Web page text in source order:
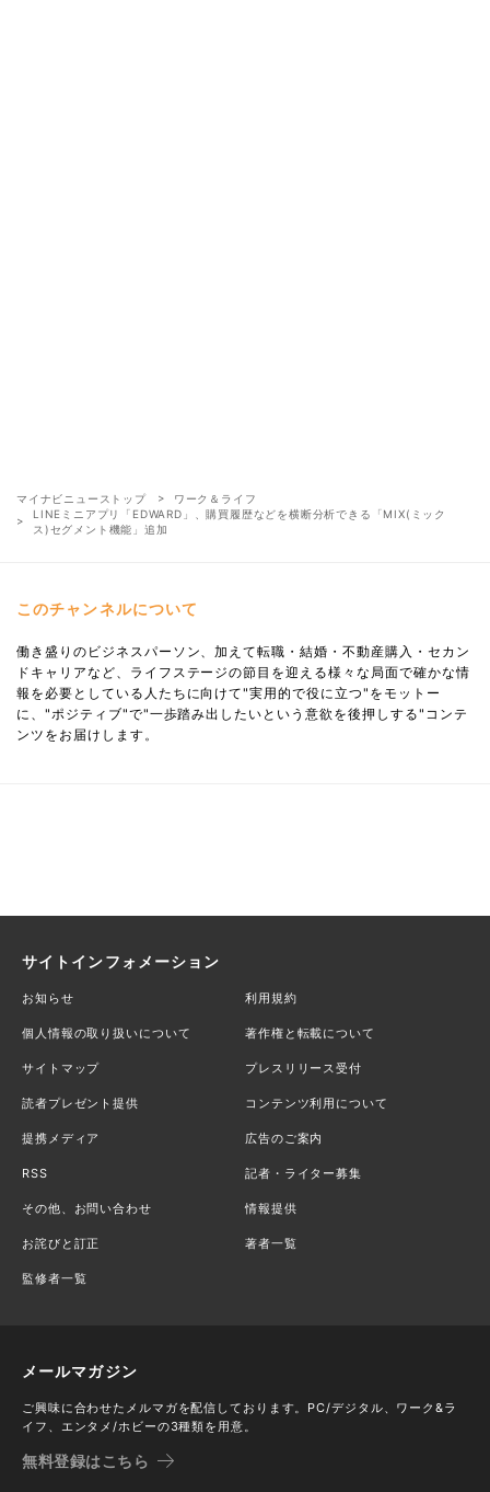
マイナビニューストップ
ワーク＆ライフ
LINEミニアプリ「EDWARD」、購買履歴などを横断分析できる「MIX(ミック
ス)セグメント機能」追加
このチャンネルについて
働き盛りのビジネスパーソン、加えて転職・結婚・不動産購入・セカン
ドキャリアなど、ライフステージの節目を迎える様々な局面で確かな情
報を必要としている人たちに向けて"実用的で役に立つ"をモットー
に、"ポジティブ"で"一歩踏み出したいという意欲を後押しする"コンテ
ンツをお届けします。
サイトインフォメーション
お知らせ 利用規約
個人情報の取り扱いについて 著作権と転載について
サイトマップ プレスリリース受付
読者プレゼント提供 コンテンツ利用について
提携メディア 広告のご案内
RSS 記者・ライター募集
その他、お問い合わせ 情報提供
お詫びと訂正 著者一覧
監修者一覧
メールマガジン
ご興味に合わせたメルマガを配信しております。PC/デジタル、ワーク&ラ
イフ、エンタメ/ホビーの3種類を用意。
無料登録はこちら